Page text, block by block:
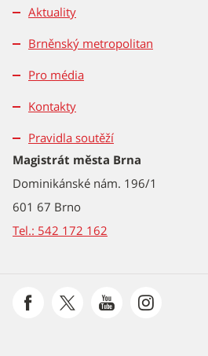
Aktuality
Brněnský metropolitan
Pro média
Kontakty
Pravidla soutěží
Magistrát města Brna
Dominikánské nám. 196/1
601 67 Brno
Tel.: 542 172 162